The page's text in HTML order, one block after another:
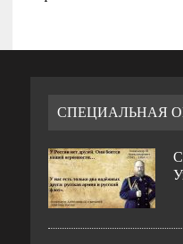
СПЕЦИАЛЬНАЯ